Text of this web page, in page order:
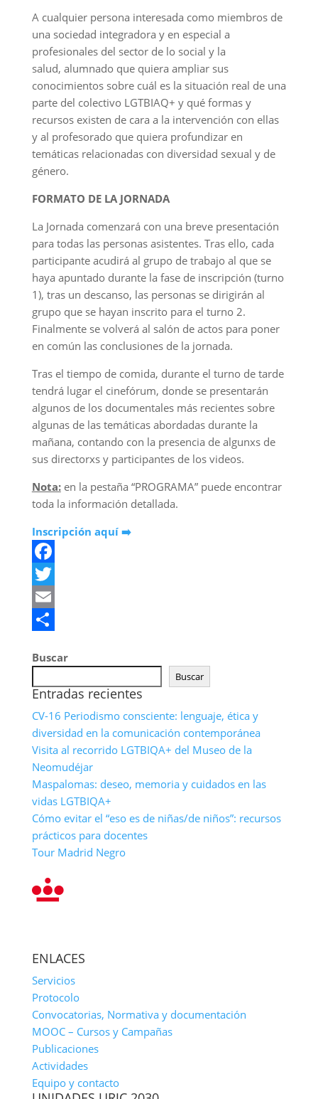
A cualquier persona interesada como miembros de
una sociedad integradora y en especial a
profesionales del sector de lo social y la
salud, alumnado que quiera ampliar sus
conocimientos sobre cuál es la situación real de una
parte del colectivo LGTBIAQ+ y qué formas y
recursos existen de cara a la intervención con ellas
y al profesorado que quiera profundizar en
temáticas relacionadas con diversidad sexual y de
género.
FORMATO DE LA JORNADA
La Jornada comenzará con una breve presentación
para todas las personas asistentes. Tras ello, cada
participante acudirá al grupo de trabajo al que se
haya apuntado durante la fase de inscripción (turno
1), tras un descanso, las personas se dirigirán al
grupo que se hayan inscrito para el turno 2.
Finalmente se volverá al salón de actos para poner
en común las conclusiones de la jornada.
Tras el tiempo de comida, durante el turno de tarde
tendrá lugar el cinefórum, donde se presentarán
algunos de los documentales más recientes sobre
algunas de las temáticas abordadas durante la
mañana, contando con la presencia de algunxs de
sus directorxs y participantes de los videos.
Nota:en la pestaña “PROGRAMA” puede encontrar
toda la información detallada.
Inscripción aquí ➡️
Facebook
Twitter
Email
Buscar
Buscar
Entradas recientes
CV-16 Periodismo consciente: lenguaje, ética y
diversidad en la comunicación contemporánea
Visita al recorrido LGTBIQA+ del Museo de la
Neomudéjar
Maspalomas: deseo, memoria y cuidados en las
vidas LGTBIQA+
Cómo evitar el “eso es de niñas/de niños”: recursos
prácticos para docentes
Tour Madrid Negro
ENLACES
Servicios
Protocolo
Convocatorias, Normativa y documentación
MOOC – Cursos y Campañas
Publicaciones
Actividades
Equipo y contacto